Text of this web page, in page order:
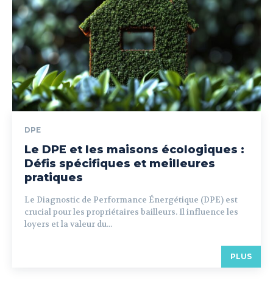
DPE
Le DPE et les maisons écologiques :
Défis spécifiques et meilleures
pratiques
Le Diagnostic de Performance Énergétique (DPE) est
crucial pour les propriétaires bailleurs. Il influence les
loyers et la valeur du...
PLUS